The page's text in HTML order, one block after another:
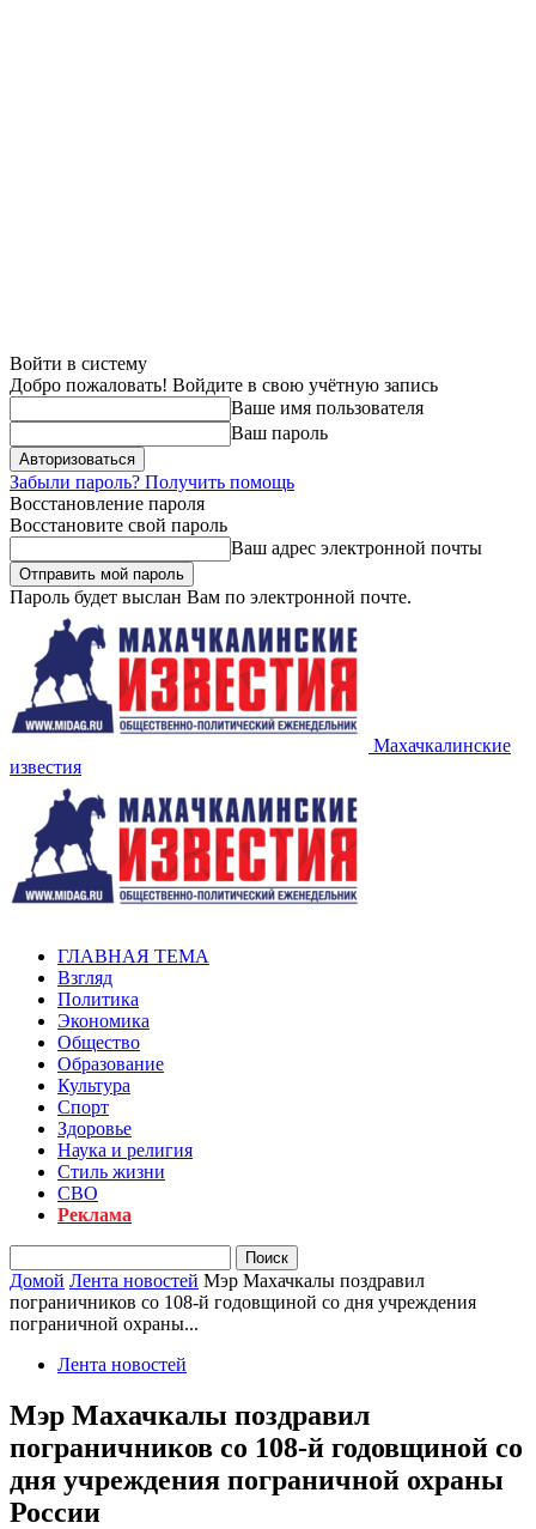
Войти в систему
Добро пожаловать! Войдите в свою учётную запись
Ваше имя пользователя
Ваш пароль
Забыли пароль? Получить помощь
Восстановление пароля
Восстановите свой пароль
Ваш адрес электронной почты
Пароль будет выслан Вам по электронной почте.
Махачкалинские
известия
ГЛАВНАЯ ТЕМА
Взгляд
Политика
Экономика
Общество
Образование
Культура
Спорт
Здоровье
Наука и религия
Стиль жизни
СВО
Реклама
Домой Лента новостей Мэр Махачкалы поздравил
пограничников со 108-й годовщиной со дня учреждения
пограничной охраны...
Лента новостей
Мэр Махачкалы поздравил
пограничников со 108-й годовщиной со
дня учреждения пограничной охраны
России